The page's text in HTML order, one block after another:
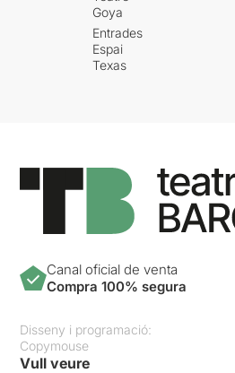
Goya
Entrades
Espai
Texas
Canal oficial de venta
Compra 100% segura
Disseny i programació:
Copymouse
Vull veure